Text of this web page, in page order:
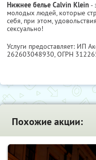
Нижнее белье Calvin Klein -
молодых людей, которые
себя, при этом,
сексуально!
Услуги предоставляет: ИП
262603048930, ОГРН
Похожие акции: